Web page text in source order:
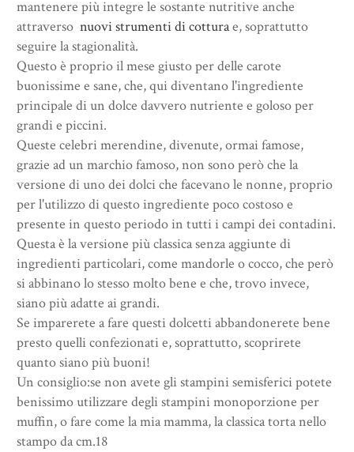
mantenere più integre le sostante nutritive anche
attraverso nuovi strumenti di cotturae, soprattutto
seguire la stagionalità.
Questo è proprio il mese giusto per delle carote
buonissime e sane, che, qui diventano l'ingrediente
principale di un dolce davvero nutriente e goloso per
grandi e piccini.
Queste celebri merendine, divenute, ormai famose,
grazie ad un marchio famoso, non sono però che la
versione di uno dei dolci che facevano le nonne, proprio
per l'utilizzo di questo ingrediente poco costoso e
presente in questo periodo in tutti i campi dei contadini.
Questa è la versione più classica senza aggiunte di
ingredienti particolari, come mandorle o cocco, che però
si abbinano lo stesso molto bene e che, trovo invece,
siano più adatte ai grandi.
Se imparerete a fare questi dolcetti abbandonerete bene
presto quelli confezionati e, soprattutto, scoprirete
quanto siano più buoni!
Un consiglio:se non avete gli stampini semisferici potete
benissimo utilizzare degli stampini monoporzione per
muffin, o fare come la mia mamma, la classica torta nello
stampo da cm.18